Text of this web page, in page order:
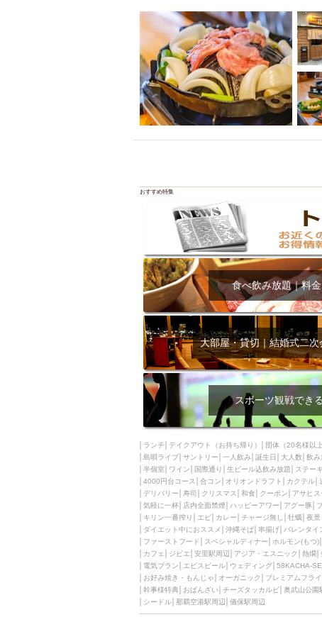
アレルギー対応可能
ダイエット中におス
ソファー
激辛料
ファーストフード
スクリーン
スペ
カニ
カフェ
餃子
キリン
市立病院前駅周辺
綺麗orお洒落なトイレ
クラフトビール
壺川駅周辺
秋限
ラクレット
赤嶺
おすすめ特集
食べ飲み放題｜料
大部屋・貸切｜結婚式二
スポーツ観戦でき
ランチ テイクアウト（お持ち帰り） 団体（20名様以上
島唄ライブ サントリー 一人飲み 誕生日 大人数 飲み
半個室
ワイン 国際通り 生ビール込飲み放題 ステーキ
4000円台コース
合コン オリオンドラフト カクテル
デリバリー
寿司 クリスマス 和食 クーポン アサヒス
気軽に一杯
店内全面禁煙 ハッピーアワー アグー豚
キリン一番搾り
エビ カレー チャージ無し 牡蠣 夜
ダイエット中におススメ
沖縄そば 串揚げ バレンタイ
ファーストフード
スペシャルディナー ホルモン(もつ)
カフェ
ジビエ 安里駅周辺 アジア・エスニック 熱燗
電気ブラン
エビスビール ウェディング 58KACHA-
お好み焼き・もんじゃ
オーガニック プレミアムフラ
幹事様特典
おばんざい チーズタッカルビ 奥武山公園
シードル 那覇空港駅周辺 儀保駅周辺